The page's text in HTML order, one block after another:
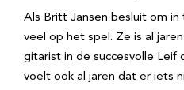
Als Britt Jansen besluit om
veel op het spel. Ze is al
gitarist in de succesvolle Leif
voelt ook al jaren dat er iets